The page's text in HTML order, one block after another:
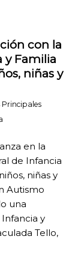
con la
y Familia
niñas y
Principales
en la
de Infancia
niñas y
Autismo
una
y
Tello,